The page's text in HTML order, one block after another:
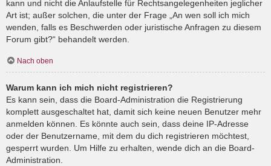
kann und nicht die Anlaufstelle für Rechtsangelegenheiten jeglicher
Art ist; außer solchen, die unter der Frage „An wen soll ich mich
wenden, falls es Beschwerden oder juristische Anfragen zu diesem
Forum gibt?“ behandelt werden.
Nach oben
Warum kann ich mich nicht registrieren?
Es kann sein, dass die Board-Administration die Registrierung
komplett ausgeschaltet hat, damit sich keine neuen Benutzer mehr
anmelden können. Es könnte auch sein, dass deine IP-Adresse
oder der Benutzername, mit dem du dich registrieren möchtest,
gesperrt wurden. Um Hilfe zu erhalten, wende dich an die Board-
Administration.